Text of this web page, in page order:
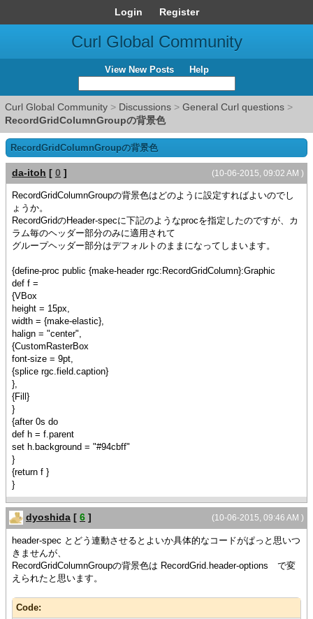
Login Register
Curl Global Community
View New Posts Help
Curl Global Community > Discussions > General Curl questions >
RecordGridColumnGroupの背景色
RecordGridColumnGroupの背景色
(10-06-2015, 09:02 AM )
da-itoh [ 0 ]
RecordGridColumnGroupの背景色はどのように設定すればよいのでし
ょうか。
RecordGridのHeader-specに下記のようなprocを指定したのですが、カ
ラム毎のヘッダー部分のみに適用されて
グループヘッダー部分はデフォルトのままになってしまいます。
{define-proc public {make-header rgc:RecordGridColumn}:Graphic
def f =
{VBox
height = 15px,
width = {make-elastic},
halign = "center",
{CustomRasterBox
font-size = 9pt,
{splice rgc.field.caption}
},
{Fill}
}
{after 0s do
def h = f.parent
set h.background = "#94cbff"
}
{return f }
}
(10-06-2015, 09:46 AM )
dyoshida [ 6 ]
header-spec とどう連動させるとよいか具体的なコードがぱっと思いつ
きませんが、
RecordGridColumnGroupの背景色は RecordGrid.header-options で変
えられたと思います。
Code: